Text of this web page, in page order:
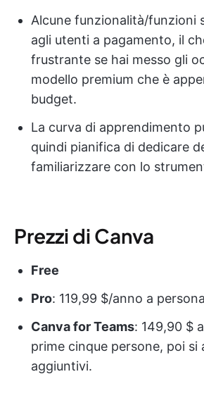
Alcune funzionalità/funzioni
agli utenti a pagamento, il
frustrante se hai messo gli
modello premium che è
budget.
La curva di apprendimento
quindi pianifica di dedicare
familiarizzare con lo
Prezzi di Canva
Free
Pro: 119,99 $/anno a persona
Canvafor Teams: 149,90 $
prime cinque persone, poi si
aggiuntivi.